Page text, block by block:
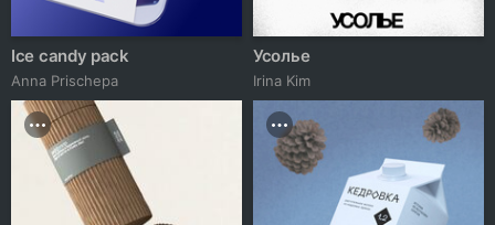
Ice candy pack
Anna Prischepa
Усолье
Irina Kim